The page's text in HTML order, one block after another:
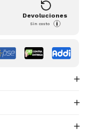
Devoluciones
Sin costo i